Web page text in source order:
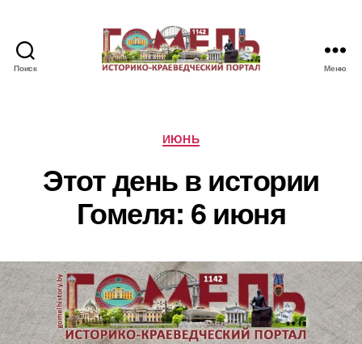
Поиск
даты
Гомеля
Меню
Рубрики
ИЮНЬ
Этот день в истории
Гомеля: 6 июня